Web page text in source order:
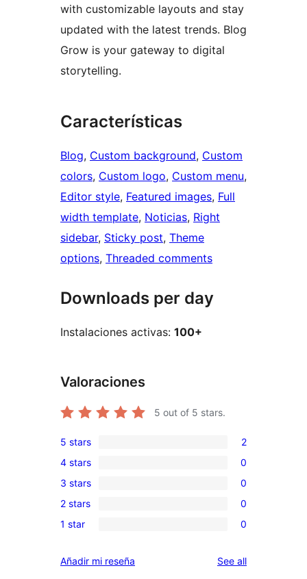
with customizable layouts and stay
updated with the latest trends. Blog
Grow is your gateway to digital
storytelling.
Características
Blog, Custom background, Custom
colors, Custom logo, Custom menu
Editor style, Featured images, Full
width template, Noticias, Right
sidebar, Sticky post, Theme
options, Threaded comments
Downloads per day
Instalaciones activas: 100+
Valoraciones
5 out of 5 stars.
2
5-
star
reviews
5 stars 2
0
4-
star
reviews
4 stars 0
0
3-
star
3 stars 0
0
2-
reviews
2 stars 0
0
star
1 star 0
Añadir mi reseña See allreviews